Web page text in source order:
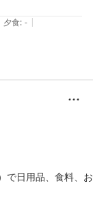
リューム充分なう
使わずに寝てしま
夕食: - |
で日用品、食料、お